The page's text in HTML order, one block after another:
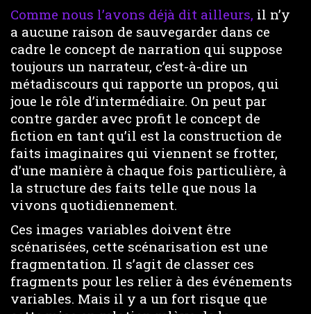
Comme nous l’avons déjà dit ailleurs, il n’y
a aucune raison de sauvegarder dans ce
cadre le concept de narration qui suppose
toujours un narrateur, c’est-à-dire un
métadiscours qui rapporte un propos, qui
joue le rôle d’intermédiaire. On peut par
contre garder avec profit le concept de
fiction en tant qu’il est la construction de
faits imaginaires qui viennent se frotter,
d’une manière à chaque fois particulière, à
la structure des faits telle que nous la
vivons quotidiennement.
Ces images variables doivent être
scénarisées, cette scénarisation est une
fragmentation. Il s’agit de classer ces
fragments pour les relier à des événements
variables. Mais il y a un fort risque que